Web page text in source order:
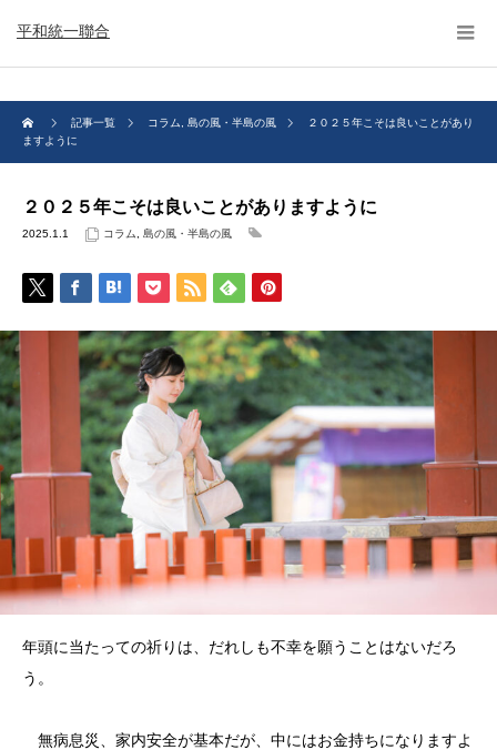
平和統一聯合
記事一覧 コラム 島の風・半島の風
２０２５年こそは良いことがあり
ますように
２０２５年こそは良いことがありますように
2025.1.1 コラム 島の風・半島の風
年頭に当たっての祈りは、だれしも不幸を願うことはないだろ
う。
無病息災、家内安全が基本だが、中にはお金持ちになりますよ